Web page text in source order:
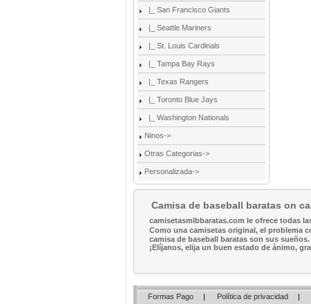
|_ San Francisco Giants
|_ Seattle Mariners
|_ St. Louis Cardinals
|_ Tampa Bay Rays
|_ Texas Rangers
|_ Toronto Blue Jays
|_ Washington Nationals
Ninos->
Otras Categorias->
Personalizada->
Camisa de baseball baratas on
camisetasmlbbaratas.com le ofrece todas
Como una camisetas original, el problema
camisa de baseball baratas son sus sueños.
¡Elíjanos, elija un buen estado de ánimo,
Formas Pago | Política de privacidad |